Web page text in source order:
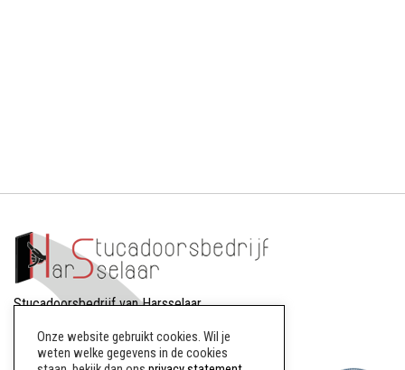
Stucadoorsbedrijf van Harsselaar
8256AW Biddinghuizen
Onze website gebruikt cookies. Wil je
weten welke gegevens in de cookies